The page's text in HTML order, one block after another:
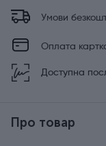
Умови
Оплата
Доступна
Про товар